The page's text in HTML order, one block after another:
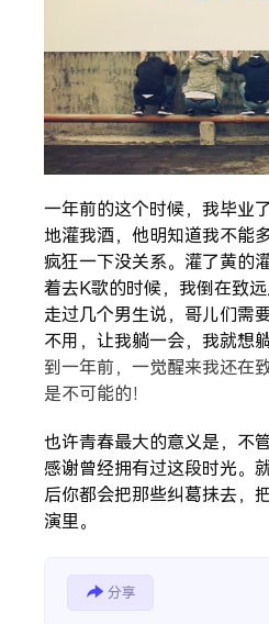
一年前的这个时候，我毕业
地灌我酒，他明知道我不能
疯狂一下没关系。灌了黄的
着去K歌的时候，我倒在致
走过几个男生说，哥儿们需
不用，让我躺一会，我就想躺
到一年前，一觉醒来我还在
是不可能的！
也许青春最大的意义是，不
感谢曾经拥有过这段时光。
后你都会把那些纠葛抹去，
演里。
分享